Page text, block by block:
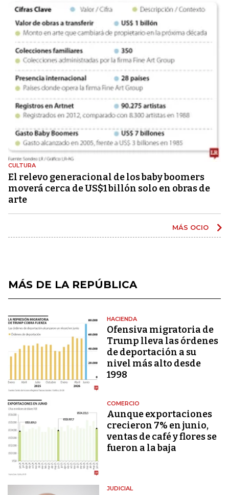
CULTURA
El relevo generacional de los baby boomers
moverá cerca de US$1 billón solo en obras de
arte
MÁS OCIO
MÁS DE LA REPÚBLICA
HACIENDA
Ofensiva migratoria de
Trump lleva las órdenes
de deportación a su
nivel más alto desde
1998
COMERCIO
Aunque exportaciones
crecieron 7% en junio,
ventas de café y flores se
fueron a la baja
JUDICIAL